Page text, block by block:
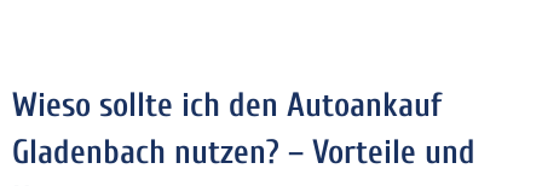
Wieso sollte ich den Autoankauf
Gladenbach nutzen? – Vorteile und